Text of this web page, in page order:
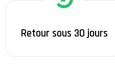
Retour sous 30 jours